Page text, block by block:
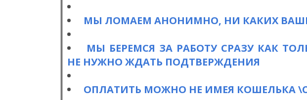
МЫ ЛОМАЕМ АНОНИМНО, НИ КАКИХ
МЫ БЕРЕМСЯ ЗА РАБОТУ СРАЗУ КАК
НЕ НУЖНО ЖДАТЬ ПОДТВЕРЖДЕНИЯ
ОПЛАТИТЬ МОЖНО НЕ ИМЕЯ КОШЕЛЬКА